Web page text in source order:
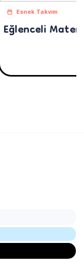
Esnek Takvim
Eğlenceli